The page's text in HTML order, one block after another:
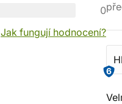
0
Jak fungují hodnocení?
6